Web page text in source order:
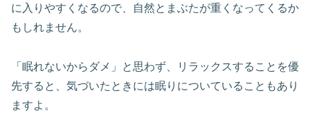
に入りやすくなるので、自然とまぶたが重くなってくるか
もしれません。
「眠れないからダメ」と思わず、リラックスすることを優
先すると、気づいたときには眠りについていることもあり
ますよ。